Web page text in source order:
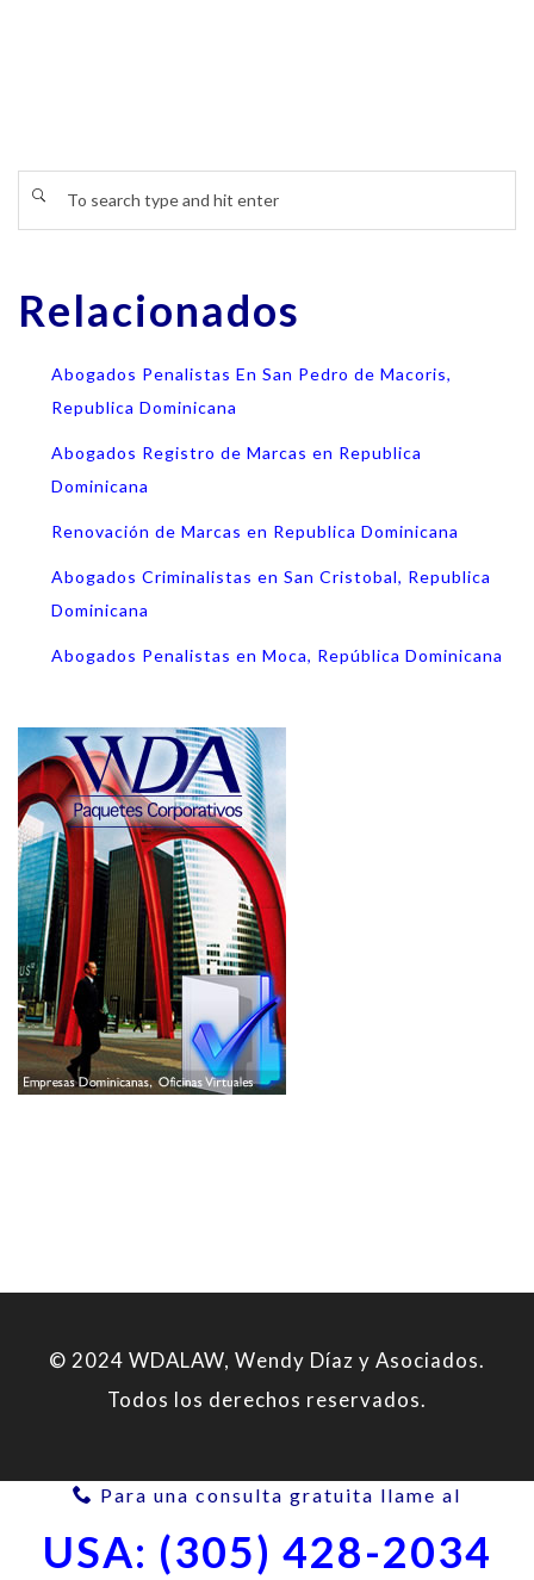
Relacionados
Abogados Penalistas En San Pedro de Macoris,
Republica Dominicana
Abogados Registro de Marcas en Republica
Dominicana
Renovación de Marcas en Republica Dominicana
Abogados Criminalistas en San Cristobal, Republica
Dominicana
Abogados Penalistas en Moca, República Dominicana
© 2024 WDALAW, Wendy Díaz y Asociados.
Todos los derechos reservados.
Para una consulta gratuita llame al
USA: (305) 428-2034